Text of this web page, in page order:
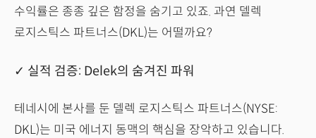
수익률은 종종 깊은 함정을 숨기고 있죠. 과연 델렉
로지스틱스 파트너스(DKL)는 어떨까요?
✓ 실적 검증: Delek의 숨겨진 파워
테네시에 본사를 둔 델렉 로지스틱스 파트너스(NYSE:
DKL)는 미국 에너지 동맥의 핵심을 장악하고 있습니다.